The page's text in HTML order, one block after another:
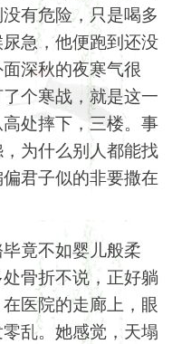
有危险，只是喝多
急，他便跑到还没
深秋的夜寒气很
个寒战，就是这一
处摔下，三楼。事
为什么别人都能找
君子似的非要撒在
竟不如婴儿般柔
骨折不说，正好躺
医院的走廊上，眼
乱。她感觉，天塌